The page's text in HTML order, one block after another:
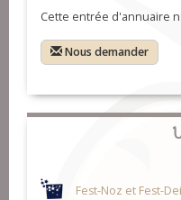
Cette entrée d'annuaire
Nous demander
Fest-Noz et Fest-